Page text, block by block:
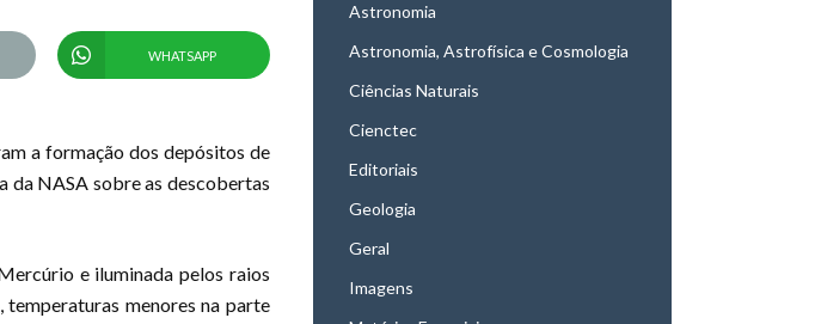
WHATSAPP
a formação dos depósitos de
da NASA sobre as descobertas
e iluminada pelos raios
temperaturas menores na parte
Astronomia
Astronomia, Astrofísica e Cosmologia
Ciências Naturais
Cienctec
Editoriais
Geologia
Geral
Imagens